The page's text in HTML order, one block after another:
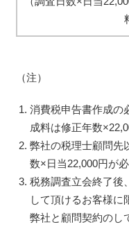
（注）
消費税申告書作成の
成料は修正年数
弊社の税理士顧問先
数×日当22,000円が
税務調査立会終了後
して頂けるお客様に
弊社と顧問契約のし